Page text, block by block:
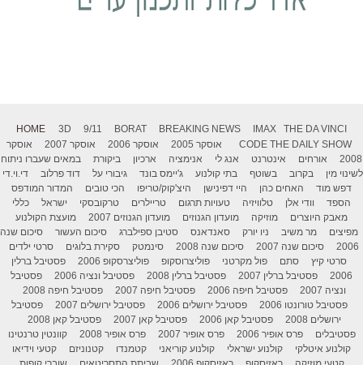
HOME 3D 9/11 BORAT BREAKING NEWS IMAX
THE DA VINCI
CODE THE DAILY SHOW אוסקר 2005 אוסקר 2006 אוסקר 2007
אוסקר
2008
אורחים אינטרנט אנג לי אנימציה ארכיון ביקורת
במאים שעברו ניתוח
לשינוי מין
בקרוב בשוטף בתי קולנוע ג'יימס בונד גיבורי על דוד פרלוב
די.וי.די
דפש מוד
האחים כהן היי דפינישן היצ'קוק/טריפו הכי טובים
המדור המודפס
הספד
וודי אלן טלוויזיה טעויות תרגום טריילרים טרקובסקי ישראל
כללי
מאבק היוצרים
מוזיקה מועדון הגנוזים מועדון הגנוזים 2007
מועצת הקולנוע
מפיצים
מר משיב ניו יורק סאנדאנס סטיבן ספילברג סיכום העשור
סיכום שנה
2006
סיכום שנה 2007 סיכום שנה 2008 סינמטק סקירת בלוגים
סרטי ילדים
סרטי קיץ
סתם פול מקרטני פוליצרוסקופ פוליצרסקופ 2006
פסטיבל ברלין
2006
פסטיבל ברלין 2007 פסטיבל ברלין 2008 פסטיבל ונציה 2006
פסטיבל
ונציה 2007
פסטיבל חיפה 2006 פסטיבל חיפה 2007
פסטיבל חיפה 2008
פסטיבל טורונטו 2006
פסטיבל ירושלים 2006 פסטיבל ירושלים 2007
פסטיבל
ירושלים 2008
פסטיבל קאן 2006 פסטיבל קאן 2007
פסטיבל קאן 2008
פסטיבלים
פרס אופיר 2006 פרס אופיר 2007 פרס אופיר 2008
קוונטין טרנטינו
קולנוע איטלקי
קולנוע ישראלי קולנוע קוריאני קטמנדו קטנוניזם
קטעי וידיאו